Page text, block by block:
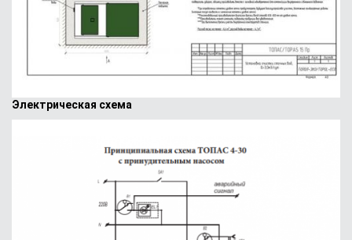
Электрическая схема